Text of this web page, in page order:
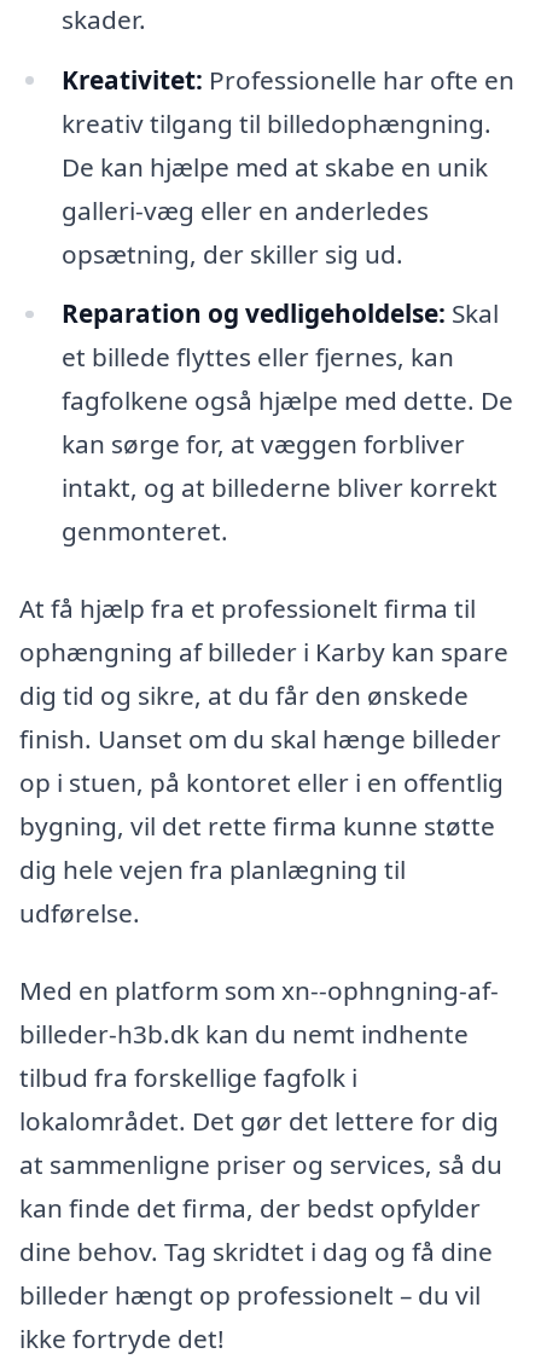
skader.
Kreativitet: Professionelle har ofte en
kreativ tilgang til billedophængning.
De kan hjælpe med at skabe en unik
galleri-væg eller en anderledes
opsætning, der skiller sig ud.
Reparation og vedligeholdelse: Skal
et billede flyttes eller fjernes, kan
fagfolkene også hjælpe med dette. De
kan sørge for, at væggen forbliver
intakt, og at billederne bliver korrekt
genmonteret.
At få hjælp fra et professionelt firma til
ophængning af billeder i Karby kan spare
dig tid og sikre, at du får den ønskede
finish. Uanset om du skal hænge billeder
op i stuen, på kontoret eller i en offentlig
bygning, vil det rette firma kunne støtte
dig hele vejen fra planlægning til
udførelse.
Med en platform som xn--ophngning-af-
billeder-h3b.dk kan du nemt indhente
tilbud fra forskellige fagfolk i
lokalområdet. Det gør det lettere for dig
at sammenligne priser og services, så du
kan finde det firma, der bedst opfylder
dine behov. Tag skridtet i dag og få dine
billeder hængt op professionelt – du vil
ikke fortryde det!